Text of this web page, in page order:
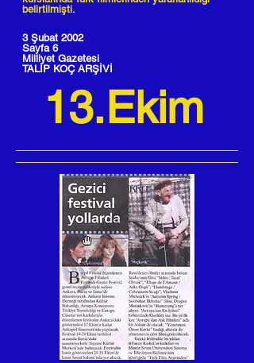
belirtilmişti.
3 Şubat 2002
Sayfa 6
Milliyet Gazetesi
TALİP KOÇ ARŞİVİ
13.Ekim